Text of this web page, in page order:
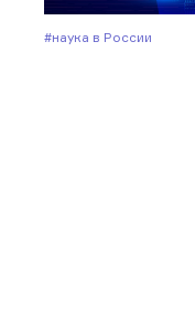
#Наука в России